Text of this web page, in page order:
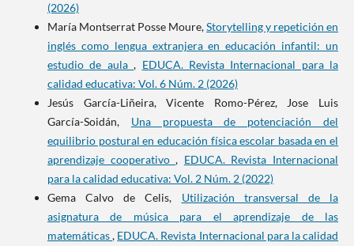
(2026)
María Montserrat Posse Moure,Storytelling y repetición en
inglés como lengua extranjera en educación infantil: un
estudio de aula, EDUCA. Revista Internacional para la
calidad educativa: Vol. 6 Núm. 2 (2026)
Jesús García-Liñeira, Vicente Romo-Pérez, Jose Luis
García-Soidán, Una propuesta de potenciación del
equilibrio postural en educación física escolar basada en el
aprendizaje cooperativo, EDUCA. Revista Internacional
para la calidad educativa: Vol. 2 Núm. 2 (2022)
Gema Calvo de Celis, Utilización transversal de la
asignatura de música para el aprendizaje de las
matemáticas, EDUCA. Revista Internacional para la calidad